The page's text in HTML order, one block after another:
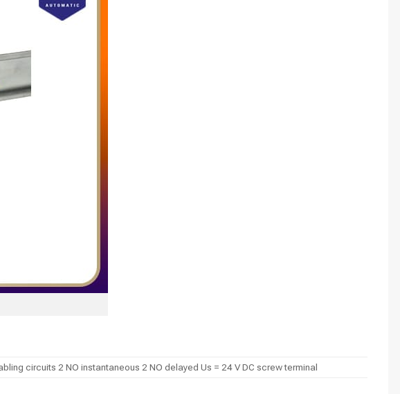
circuits 2 NO instantaneous 2 NO delayed Us = 24 V DC screw terminal